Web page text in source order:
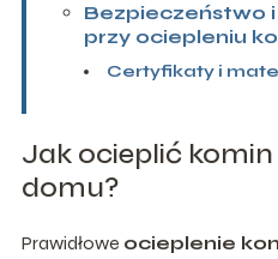
Bezpieczeństwo
przy ociepleniu
Certyfikaty i
Jak ocieplić
domu?
Prawidłowe ocieplenie